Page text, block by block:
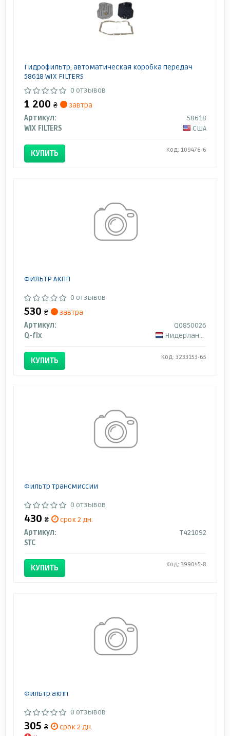
Гидрофильтр, автоматическая коробка передач
58618 WIX FILTERS
0 отзывов
1 200 ₴
завтра
Артикул:
58618
WIX FILTERS
США
КУПИТЬ Код: 109476-6
ФИЛЬТР АКПП
0 отзывов
530 ₴
завтра
Артикул:
Q0850026
Q-fix
Нидерланды
КУПИТЬ Код: 3233153-65
Фильтр трансмиссии
0 отзывов
430 ₴
срок 2 дн.
Артикул:
T421092
STC
КУПИТЬ Код: 399045-8
Фильтр акпп
0 отзывов
305 ₴
срок 2 дн.